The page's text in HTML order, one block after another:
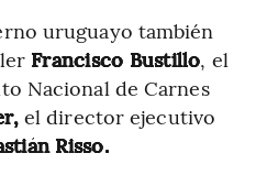
uruguayo también
Francisco Bustillo, el
Nacional de Carnes
el director ejecutivo
Risso.